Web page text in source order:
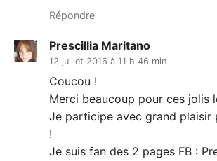
Répondre
Prescillia Maritano
12 juillet 2016 à 11 h 46 min
Coucou !
Merci beaucoup pour ces jolis
Je participe avec grand plaisir
!
Je suis fan des 2 pages FB :